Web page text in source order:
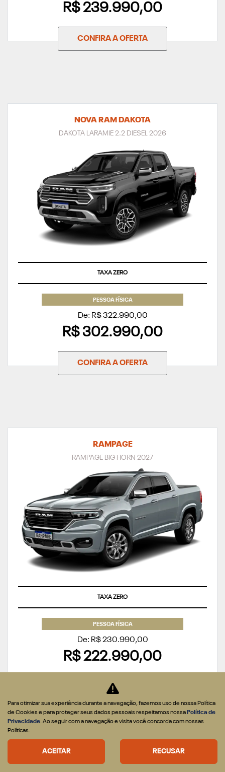
R$ 239.990,00
CONFIRA A OFERTA
NOVA RAM DAKOTA
DAKOTA LARAMIE 2.2 DIESEL 2026
TAXA ZERO
PESSOA FÍSICA
De: R$ 322.990,00
R$ 302.990,00
CONFIRA A OFERTA
RAMPAGE
RAMPAGE BIG HORN 2027
TAXA ZERO
PESSOA FÍSICA
De: R$ 230.990,00
R$ 222.990,00
CONFIRA A OFERTA
Para otimizar sua experiência durante a navegação, fazemos uso de nossa Política
de Cookies e para proteger seus dados pessoais respeitamos nossa Política de
Privacidade. Ao seguir com a navegação e visita você concorda com nossas
Políticas.
ACEITAR RECUSAR